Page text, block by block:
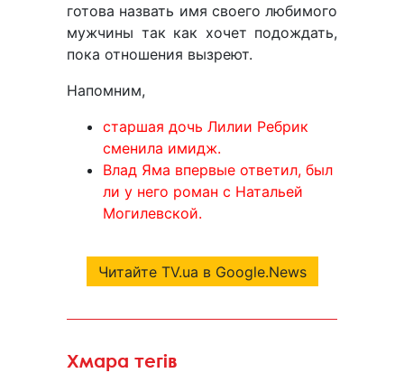
готова назвать имя своего любимого
мужчины так как хочет подождать,
пока отношения вызреют.
Напомним,
старшая дочь Лилии Ребрик
сменила имидж.
Влад Яма впервые ответил, был
ли у него роман с Натальей
Могилевской.
Читайте TV.ua в Google.News
Хмара тегів